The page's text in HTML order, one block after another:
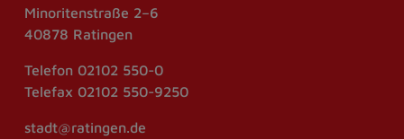
Minoritenstraße 2–6
40878 Ratingen
Telefon 02102 550-0
Telefax 02102 550-9250
stadt@ratingen.de